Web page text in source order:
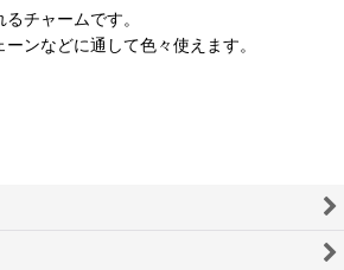
チャームです。
ンなどに通して色々使えます。